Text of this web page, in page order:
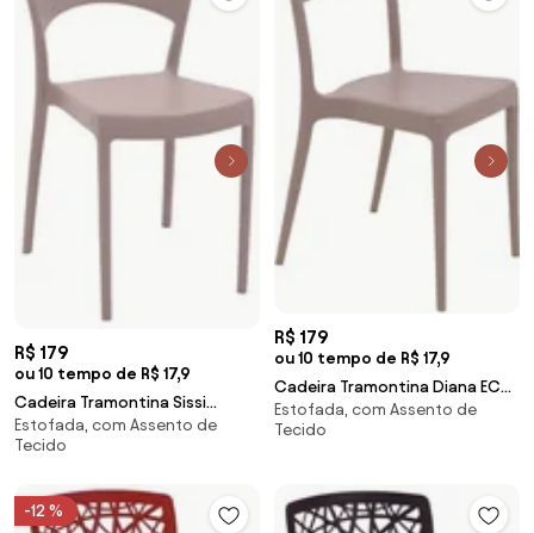
R$ 179
ou 10 tempo de R$ 17,9
Cadeira Tramontina Sissi
Summa Camurça em
Polipropileno Sustentável e
Estofada, com Assento de
Tecido
R$ 179
ou 10 tempo de R$ 17,9
Cadeira Tramontina Diana ECO
Camurça em Polipropileno
Sustentável
Estofada, com Assento de
Tecido
-12 %